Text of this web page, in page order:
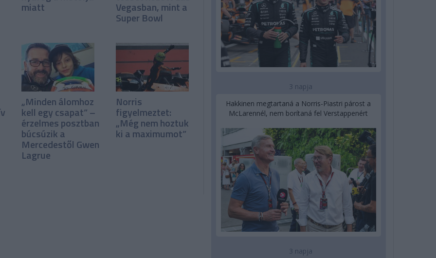
miatt Vegasban, mint a
Super Bowl
„Minden álomhoz
kell egy csapat” –
érzelmes posztban
búcsúzik a
Mercedestől Gwen
Lagrue
Norris
figyelmeztet:
„Még nem hoztuk
ki a maximumot”
3 napja
Hakkinen megtartaná a Norris-Piastri párost a
McLarennél, nem borítaná fel Verstappenért
3 napja